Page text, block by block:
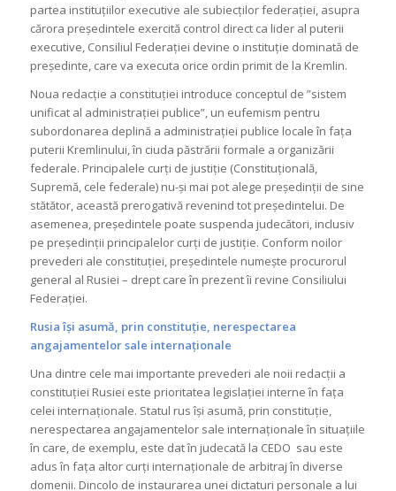
partea instituțiilor executive ale subiecților federației, asupra
cărora președintele exercită control direct ca lider al puterii
executive, Consiliul Federației devine o instituție dominată de
președinte, care va executa orice ordin primit de la Kremlin.
Noua redacție a constituției introduce conceptul de ”sistem
unificat al administrației publice”, un eufemism pentru
subordonarea deplină a administrației publice locale în fața
puterii Kremlinului, în ciuda păstrării formale a organizării
federale. Principalele curți de justiție (Constituțională,
Supremă, cele federale) nu-și mai pot alege președinții de sine
stătător, această prerogativă revenind tot președintelui. De
asemenea, președintele poate suspenda judecători, inclusiv
pe președinții principalelor curți de justiție. Conform noilor
prevederi ale constituției, președintele numește procurorul
general al Rusiei – drept care în prezent îi revine Consiliului
Federației.
Rusia își asumă, prin constituție, nerespectarea
angajamentelor sale internaționale
Una dintre cele mai importante prevederi ale noii redacții a
constituției Rusiei este prioritatea legislației interne în fața
celei internaționale. Statul rus își asumă, prin constituție,
nerespectarea angajamentelor sale internaționale în situațiile
în care, de exemplu, este dat în judecată la CEDO sau este
adus în fața altor curți internaționale de arbitraj în diverse
domenii. Dincolo de instaurarea unei dictaturi personale a lui